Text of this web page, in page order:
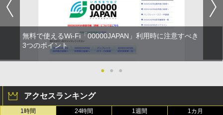
無料で使えるWi-Fi「00000JAPAN」利用時に注意すべき
3つのポイント
● ● ●
アクセスランキング
1時間 24時間 1週間 1カ月